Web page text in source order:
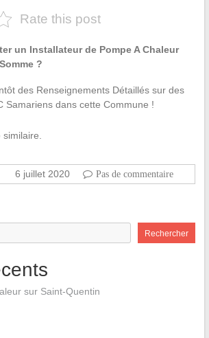
Rate this post
un Installateur de Pompe A Chaleur
?
des Renseignements Détaillés sur des
Samariens dans cette Commune !
similaire.
6 juillet 2020 Pas de commentaire
Rechercher
sur Saint-Quentin